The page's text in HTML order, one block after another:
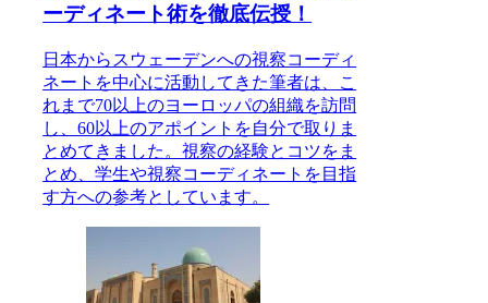
ーディネート術を徹底伝授！
日本からスウェーデンへの視察コーディ
ネートを中心に活動してきた筆者は、こ
れまで70以上のヨーロッパの組織を訪問
し、60以上のアポイントを自分で取りま
とめてきました。視察の経験とコツをま
とめ、学生や視察コーディネートを目指
す方への参考としています。